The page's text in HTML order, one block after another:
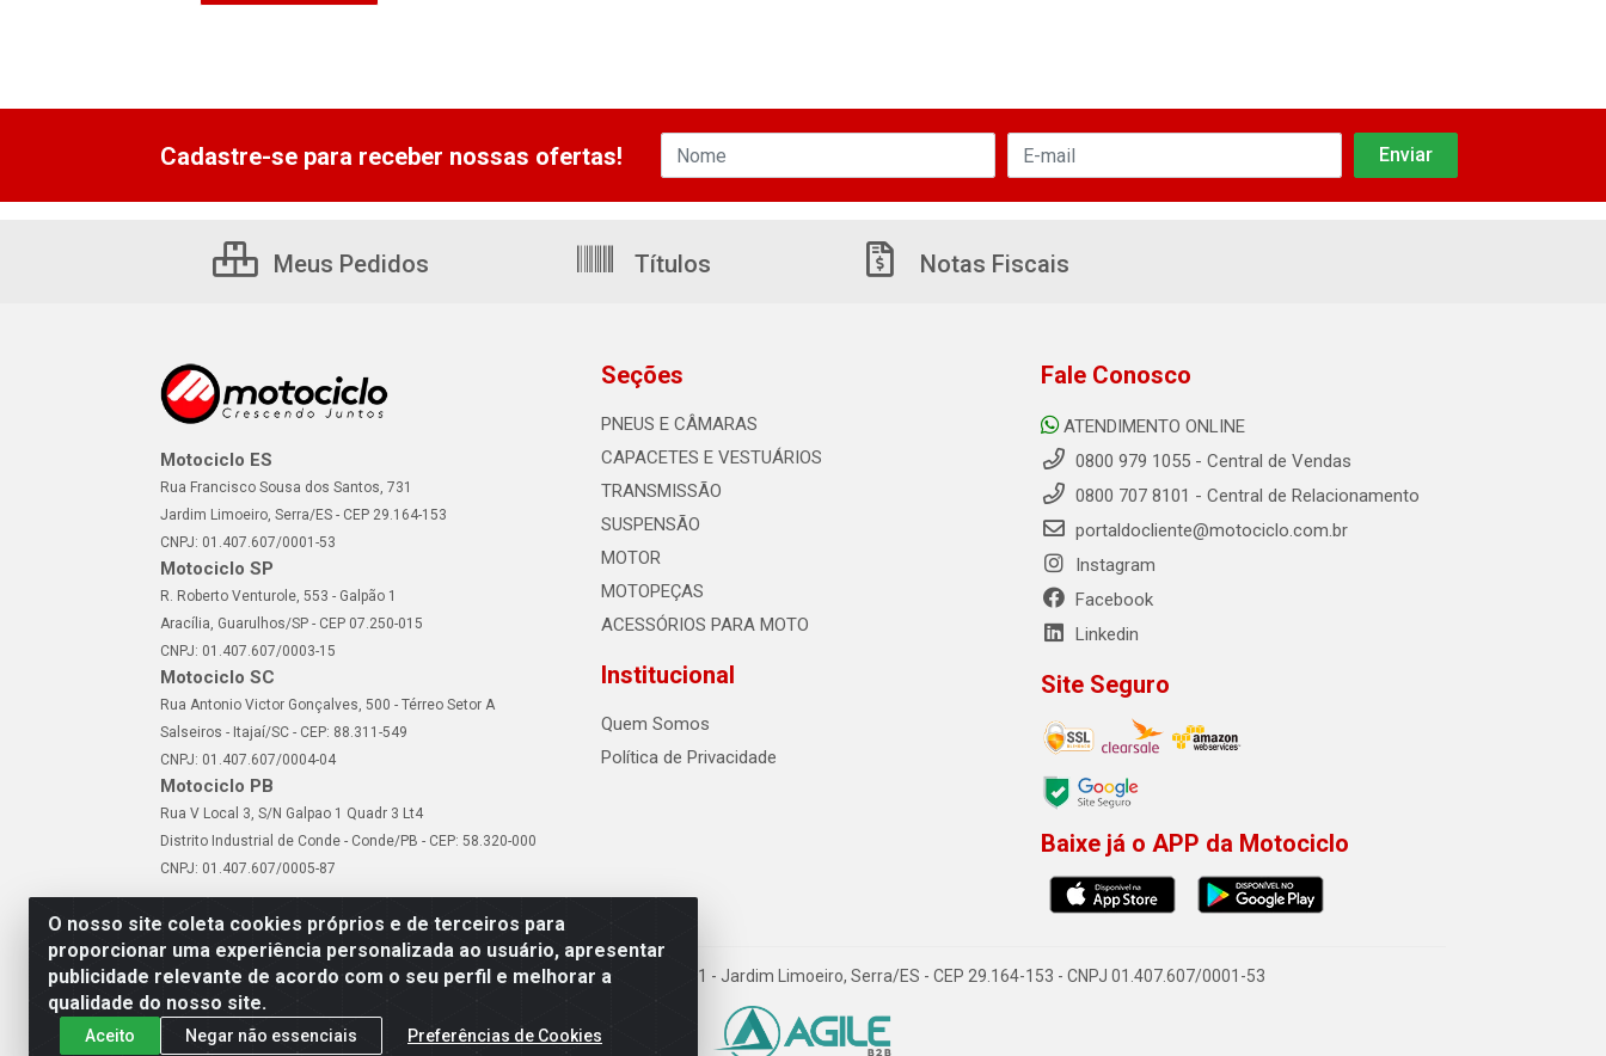
O nosso site coleta cookies próprios e de terceiros para
proporcionar uma experiência personalizada ao usuário, apresentar
publicidade relevante de acordo com o seu perfil e melhorar a
qualidade do nosso site.
Aceito Negar não essenciais Preferências de Cookies
Cadastre-se para receber nossas ofertas!
Meus Pedidos Títulos Notas Fiscais
Motociclo ES
Rua Francisco Sousa dos Santos, 731
Jardim Limoeiro, Serra/ES - CEP 29.164-153
CNPJ: 01.407.607/0001-53
Motociclo SP
R. Roberto Venturole, 553 - Galpão 1
Aracília, Guarulhos/SP - CEP 07.250-015
CNPJ: 01.407.607/0003-15
Motociclo SC
Rua Antonio Victor Gonçalves, 500 - Térreo Setor A
Salseiros - Itajaí/SC - CEP: 88.311-549
CNPJ: 01.407.607/0004-04
Motociclo PB
Rua V Local 3, S/N Galpao 1 Quadr 3 Lt4
Distrito Industrial de Conde - Conde/PB - CEP: 58.320-000
CNPJ: 01.407.607/0005-87
Seções
PNEUS E CÂMARAS
CAPACETES E VESTUÁRIOS
TRANSMISSÃO
SUSPENSÃO
MOTOR
MOTOPEÇAS
ACESSÓRIOS PARA MOTO
Institucional
Quem Somos
Política de Privacidade
Fale Conosco
ATENDIMENTO ONLINE
0800 979 1055 - Central de Vendas
0800 707 8101 - Central de Relacionamento
portaldocliente@motociclo.com.br
Instagram
Facebook
Linkedin
Site Seguro
Baixe já o APP da Motociclo
Motociclo - Rua Francisco Sousa dos Santos, 731 - Jardim Limoeiro, Serra/ES - CEP 29.164-153 - CNPJ 01.407.607/0001-53